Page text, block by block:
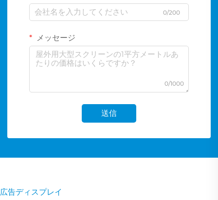
0/200
メッセージ
0/1000
送信
広告ディスプレイ